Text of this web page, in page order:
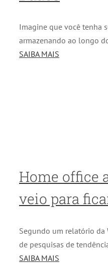
Imagine que você tenha
armazenando ao longo
SAIBA MAIS
Home office
veio para
Segundo um relatório da
de pesquisas de
SAIBA MAIS